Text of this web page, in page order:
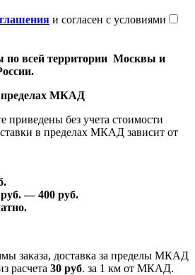
и согласен с условиями
по всей территории Москвы и
пределах МКАД
приведены без учета стоимости
в пределах МКАД зависит от
руб. —400 руб.
заказа, доставка за пределы МКАД
расчета 30 руб. за 1 км от МКАД.